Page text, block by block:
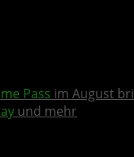
Pass im August
und mehr